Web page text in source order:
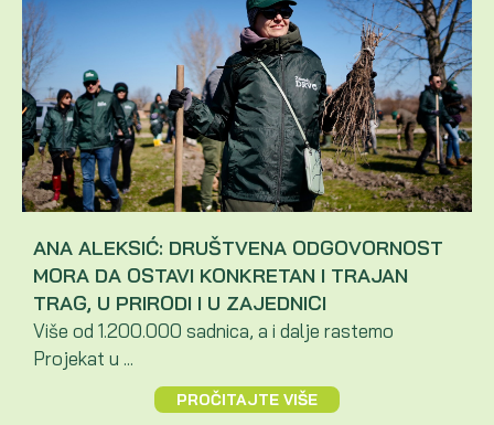
ANA ALEKSIĆ: DRUŠTVENA ODGOVORNOST
MORA DA OSTAVI KONKRETAN I TRAJAN
TRAG, U PRIRODI I U ZAJEDNICI
Više od 1.200.000 sadnica, a i dalje rastemo
Projekat u ...
PROČITAJTE VIŠE